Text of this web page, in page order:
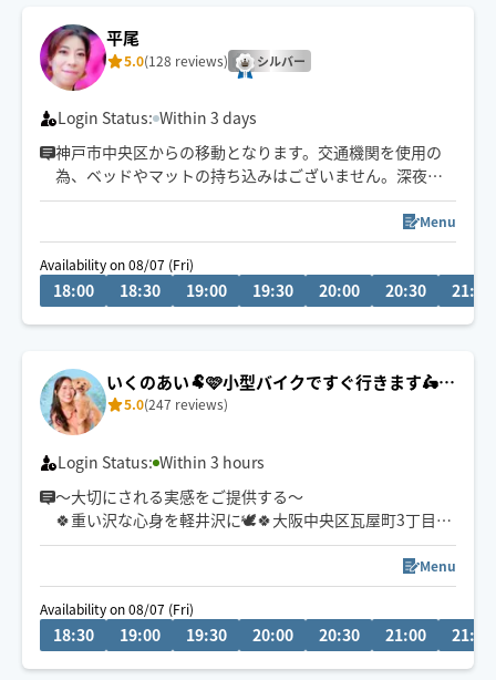
平尾
5.0(128 reviews) シルバー
Login Status: Within 3 days
神戸市中央区からの移動となります。交通機関を使用の
為、ベッドやマットの持ち込みはございません。深夜は
お早めにご連絡頂けますと助かります。
20年の経歴を生かし、お疲れを少しでも癒せるように頑
張ります。何でもご相談ください。
Menu
Availability on 08/07 (Fri)
18:00 18:30 19:00 19:30 20:00 20:30 21:00
いくのあい🐏🩷小型バイクですぐ行きます🛵🐉
🐦‍🔥5.0(247 reviews)
Login Status: Within 3 hours
〜大切にされる実感をご提供する〜
🍀重い沢な心身を軽井沢に🕊️🍀大阪中央区瓦屋町3丁目
360度施術可能
強もみ〜弱もみまで👌☺️指圧だけでなく肘や膝、上腕、
Menu
Availability on 08/07 (Fri)
18:30 19:00 19:30 20:00 20:30 21:00 21:30